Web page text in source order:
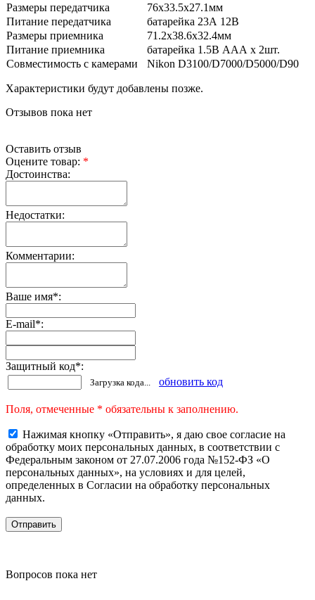
Размеры передатчика
76х33.5х27.1мм
Питание передатчика
батарейка 23А 12В
Размеры приемника
71.2х38.6х32.4мм
Питание приемника
батарейка 1.5В ААА х 2шт.
Совместимость с камерами
Nikon D3100/D7000/D5000/D90
Характеристики будут добавлены позже.
Отзывов пока нет
Оставить отзыв
Оцените товар: *
Достоинства:
Недостатки:
Комментарии:
Ваше имя*:
E-mail*:
Защитный код*:
Загрузка кода... обновить код
Поля, отмеченные * обязательны к заполнению.
Нажимая кнопку «Отправить», я даю свое согласие на
обработку моих персональных данных, в соответствии с
Федеральным законом от 27.07.2006 года №152-ФЗ «О
персональных данных», на условиях и для целей,
определенных в Согласии на обработку персональных
данных.
Вопросов пока нет